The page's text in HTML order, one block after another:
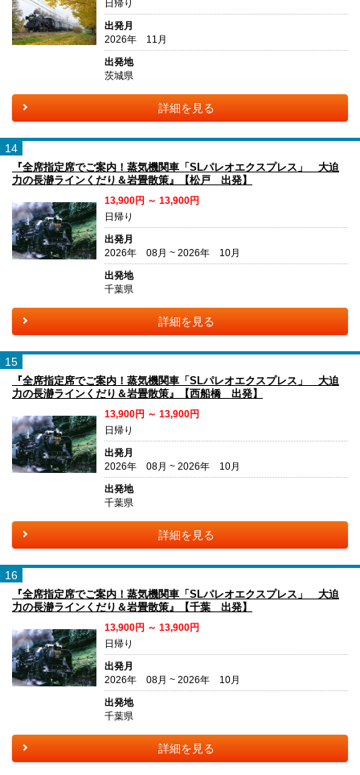
日帰り
出発月
2026年 11月
出発地
茨城県
詳細を見る
14
『全席指定席でご案内！蒸気機関車「SLパレオエクスプレス」 大迫
力の長瀞ラインくだり＆岩畳散策』【松戸 出発】
13,900円 ～ 13,900円
日帰り
出発月
2026年 08月 ~ 2026年 10月
出発地
千葉県
詳細を見る
15
『全席指定席でご案内！蒸気機関車「SLパレオエクスプレス」 大迫
力の長瀞ラインくだり＆岩畳散策』【西船橋 出発】
13,900円 ～ 13,900円
日帰り
出発月
2026年 08月 ~ 2026年 10月
出発地
千葉県
詳細を見る
16
『全席指定席でご案内！蒸気機関車「SLパレオエクスプレス」 大迫
力の長瀞ラインくだり＆岩畳散策』【千葉 出発】
13,900円 ～ 13,900円
日帰り
出発月
2026年 08月 ~ 2026年 10月
出発地
千葉県
詳細を見る